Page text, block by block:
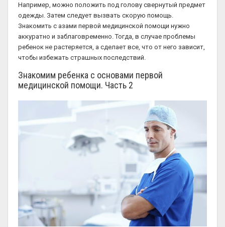
Например, можно положить под голову свернутый предмет
одежды. Затем следует вызвать скорую помощь.
Знакомить с азами первой медицинской помощи нужно
аккуратно и заблаговременно. Тогда, в случае проблемы
ребенок не растеряется, а сделает все, что от него зависит,
чтобы избежать страшных последствий.
Знакомим ребенка с основами первой
медицинской помощи. Часть 2